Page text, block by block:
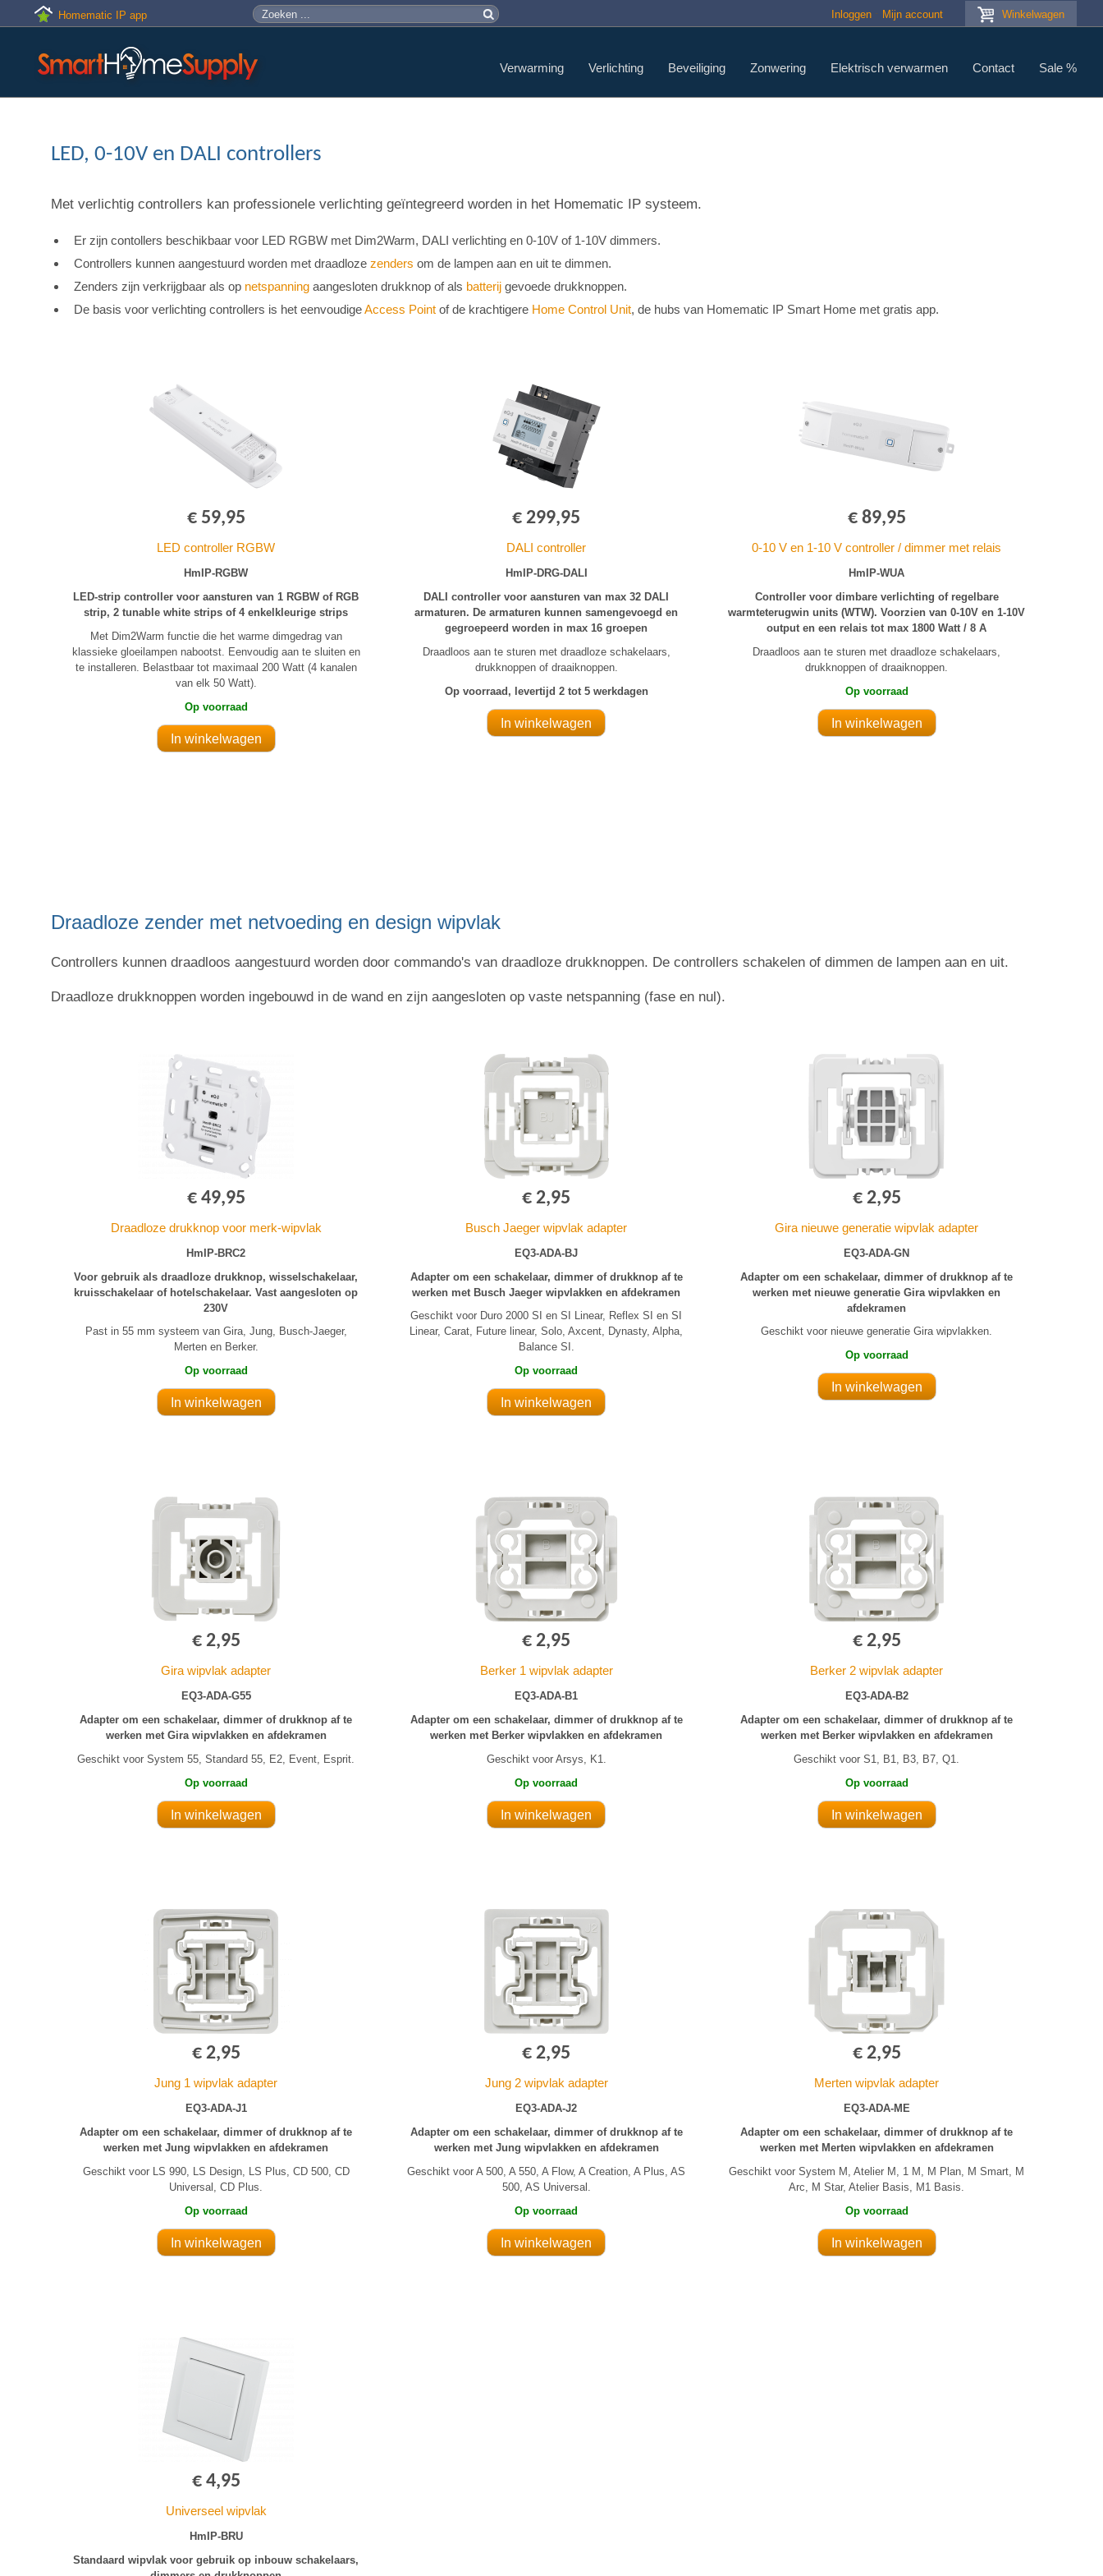
Skip to main content
Homematic IP app Zoekveld
Zoeken Winkelwagen
Inloggen Mijn account
Verwarming Verlichting Beveiliging Zonwering Elektrisch verwarmen Contact Sale %
LED, 0-10V en DALI controllers
Met verlichtig controllers kan professionele verlichting geïntegreerd worden in het Homematic IP systeem.
Er zijn contollers beschikbaar voor LED RGBW met Dim2Warm, DALI verlichting en 0-10V of 1-10V dimmers.
Controllers kunnen aangestuurd worden met draadloze zenders om de lampen aan en uit te dimmen.
Zenders zijn verkrijgbaar als op netspanning aangesloten drukknop of als batterij gevoede drukknoppen.
De basis voor verlichting controllers is het eenvoudigeAccess Point of de krachtigere Home Control Unit, de hubs van Homematic IP Smart Home met gratis app.
€ 59,95
LED controller RGBW
HmIP-RGBW
LED-strip controller voor aansturen van 1 RGBW of RGB
strip, 2 tunable white strips of 4 enkelkleurige strips
Met Dim2Warm functie die het warme dimgedrag van
klassieke gloeilampen nabootst. Eenvoudig aan te sluiten en
te installeren. Belastbaar tot maximaal 200 Watt (4 kanalen
van elk 50 Watt).
Op voorraad
€ 299,95
DALI controller
HmIP-DRG-DALI
DALI controller voor aansturen van max 32 DALI
armaturen. De armaturen kunnen samengevoegd en
gegroepeerd worden in max 16 groepen
Draadloos aan te sturen met draadloze schakelaars,
drukknoppen of draaiknoppen.
Op voorraad, levertijd 2 tot 5 werkdagen
€ 89,95
0-10 V en 1-10 V controller / dimmer met relais
HmIP-WUA
Controller voor dimbare verlichting of regelbare
warmteterugwin units (WTW). Voorzien van 0-10V en 1-10V
output en een relais tot max 1800 Watt / 8 A
Draadloos aan te sturen met draadloze schakelaars,
drukknoppen of draaiknoppen.
Op voorraad
Draadloze zender met netvoeding en design wipvlak
Controllers kunnen draadloos aangestuurd worden door commando's van draadloze drukknoppen. De controllers schakelen of dimmen de lampen aan en uit.
Draadloze drukknoppen worden ingebouwd in de wand en zijn aangesloten op vaste netspanning (fase en nul).
€ 49,95
Draadloze drukknop voor merk-wipvlak
HmIP-BRC2
Voor gebruik als draadloze drukknop, wisselschakelaar,
kruisschakelaar of hotelschakelaar. Vast aangesloten op
230V
Past in 55 mm systeem van Gira, Jung, Busch-Jaeger,
Merten en Berker.
Op voorraad
€ 2,95
Busch Jaeger wipvlak adapter
EQ3-ADA-BJ
Adapter om een schakelaar, dimmer of drukknop af te
werken met Busch Jaeger wipvlakken en afdekramen
Geschikt voor Duro 2000 SI en SI Linear, Reflex SI en SI
Linear, Carat, Future linear, Solo, Axcent, Dynasty, Alpha,
Balance SI.
Op voorraad
€ 2,95
Gira nieuwe generatie wipvlak adapter
EQ3-ADA-GN
Adapter om een schakelaar, dimmer of drukknop af te
werken met nieuwe generatie Gira wipvlakken en
afdekramen
Geschikt voor nieuwe generatie Gira wipvlakken.
Op voorraad
€ 2,95
Gira wipvlak adapter
EQ3-ADA-G55
Adapter om een schakelaar, dimmer of drukknop af te
werken met Gira wipvlakken en afdekramen
Geschikt voor System 55, Standard 55, E2, Event, Esprit.
Op voorraad
€ 2,95
Berker 1 wipvlak adapter
EQ3-ADA-B1
Adapter om een schakelaar, dimmer of drukknop af te
werken met Berker wipvlakken en afdekramen
Geschikt voor Arsys, K1.
Op voorraad
€ 2,95
Berker 2 wipvlak adapter
EQ3-ADA-B2
Adapter om een schakelaar, dimmer of drukknop af te
werken met Berker wipvlakken en afdekramen
Geschikt voor S1, B1, B3, B7, Q1.
Op voorraad
€ 2,95
Jung 1 wipvlak adapter
EQ3-ADA-J1
Adapter om een schakelaar, dimmer of drukknop af te
werken met Jung wipvlakken en afdekramen
Geschikt voor LS 990, LS Design, LS Plus, CD 500, CD
Universal, CD Plus.
Op voorraad
€ 2,95
Jung 2 wipvlak adapter
EQ3-ADA-J2
Adapter om een schakelaar, dimmer of drukknop af te
werken met Jung wipvlakken en afdekramen
Geschikt voor A 500, A 550, A Flow, A Creation, A Plus, AS
500, AS Universal.
Op voorraad
€ 2,95
Merten wipvlak adapter
EQ3-ADA-ME
Adapter om een schakelaar, dimmer of drukknop af te
werken met Merten wipvlakken en afdekramen
Geschikt voor System M, Atelier M, 1 M, M Plan, M Smart, M
Arc, M Star, Atelier Basis, M1 Basis.
Op voorraad
€ 4,95
Universeel wipvlak
HmIP-BRU
Standaard wipvlak voor gebruik op inbouw schakelaars,